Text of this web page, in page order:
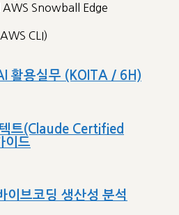
Snowball Edge
CLI)
활용실무 (KOITA / 6H)
트(Claude Certified
이드
이브코딩 생산성 분석